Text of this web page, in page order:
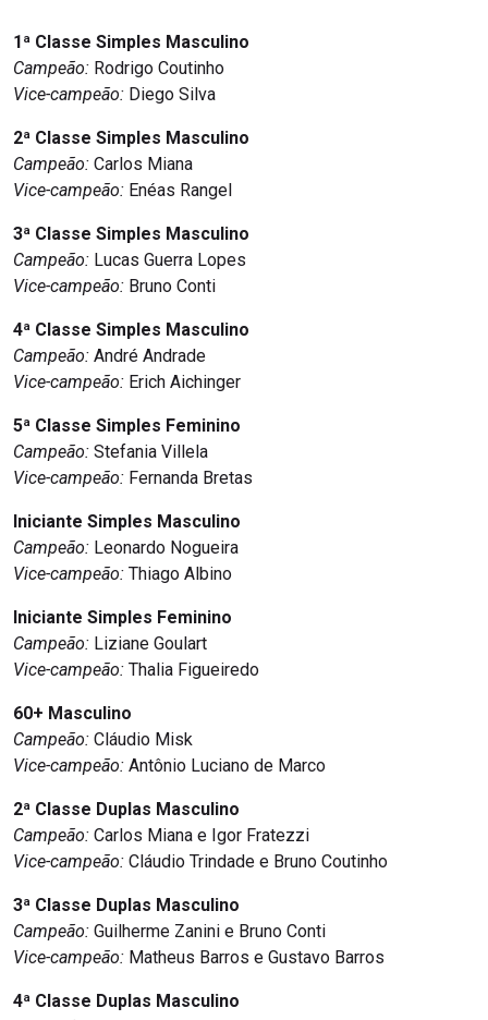
1ª Classe Simples Masculino
Campeão: Rodrigo Coutinho
Vice-campeão: Diego Silva
2ª Classe Simples Masculino
Campeão: Carlos Miana
Vice-campeão: Enéas Rangel
3ª Classe Simples Masculino
Campeão: Lucas Guerra Lopes
Vice-campeão: Bruno Conti
4ª Classe Simples Masculino
Campeão: André Andrade
Vice-campeão: Erich Aichinger
5ª Classe Simples Feminino
Campeão: Stefania Villela
Vice-campeão: Fernanda Bretas
Iniciante Simples Masculino
Campeão: Leonardo Nogueira
Vice-campeão: Thiago Albino
Iniciante Simples Feminino
Campeão: Liziane Goulart
Vice-campeão: Thalia Figueiredo
60+ Masculino
Campeão: Cláudio Misk
Vice-campeão: Antônio Luciano de Marco
2ª Classe Duplas Masculino
Campeão: Carlos Miana e Igor Fratezzi
Vice-campeão: Cláudio Trindade e Bruno Coutinho
3ª Classe Duplas Masculino
Campeão: Guilherme Zanini e Bruno Conti
Vice-campeão: Matheus Barros e Gustavo Barros
4ª Classe Duplas Masculino